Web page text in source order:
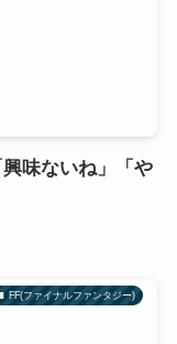
味ないね」「や
FF(ファイナルファンタジー)